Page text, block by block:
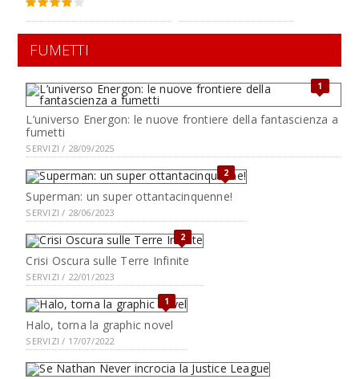
FUMETTI
1
L’universo Energon: le nuove frontiere della fantascienza a
fumetti
SERVIZI / 28/09/2025
2
Superman: un super ottantacinquenne!
SERVIZI / 28/06/2023
2
Crisi Oscura sulle Terre Infinite
SERVIZI / 22/01/2023
1
Halo, torna la graphic novel
SERVIZI / 17/07/2022